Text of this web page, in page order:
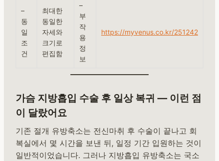
–
동
일
조
건
최대한
동일한
자세와
크기로
편집함
–
부
작
용
정
보
https://myvenus.co.kr/251242
가슴 지방흡입 수술 후 일상 복귀 — 이런 점
이 달랐어요
기존 절개 유방축소는 전신마취 후 수술이 끝나고 회
복실에서 몇 시간을 보낸 뒤, 일정 기간 입원하는 것이
일반적이었습니다. 그러나 지방흡입 유방축소는 국소